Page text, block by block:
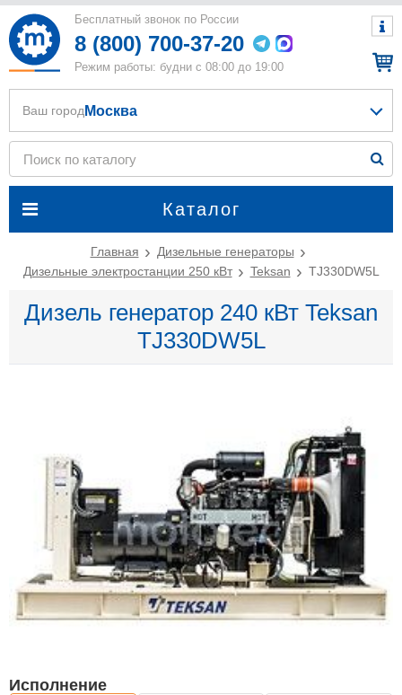
Бесплатный звонок по России
8 (800) 700-37-20
Режим работы: будни с 08:00 до 19:00
Каталог
Ваш город Москва
Главная
Дизельные генераторы
Дизельные электростанции 250 кВт
Teksan TJ330DW5L
Дизель генератор 240 кВт Teksan
TJ330DW5L
Исполнение